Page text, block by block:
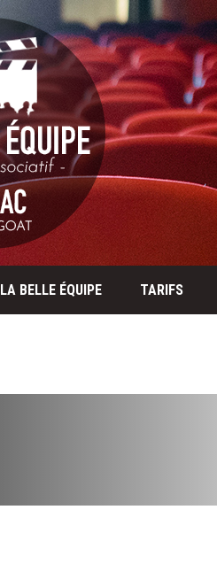
LA BELLE ÉQUIPE TARIFS